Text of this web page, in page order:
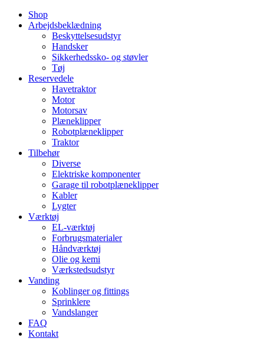
Shop
Arbejdsbeklædning
Beskyttelsesudstyr
Handsker
Sikkerhedssko- og støvler
Tøj
Reservedele
Havetraktor
Motor
Motorsav
Plæneklipper
Robotplæneklipper
Traktor
Tilbehør
Diverse
Elektriske komponenter
Garage til robotplæneklipper
Kabler
Lygter
Værktøj
EL-værktøj
Forbrugsmaterialer
Håndværktøj
Olie og kemi
Værkstedsudstyr
Vanding
Koblinger og fittings
Sprinklere
Vandslanger
FAQ
Kontakt